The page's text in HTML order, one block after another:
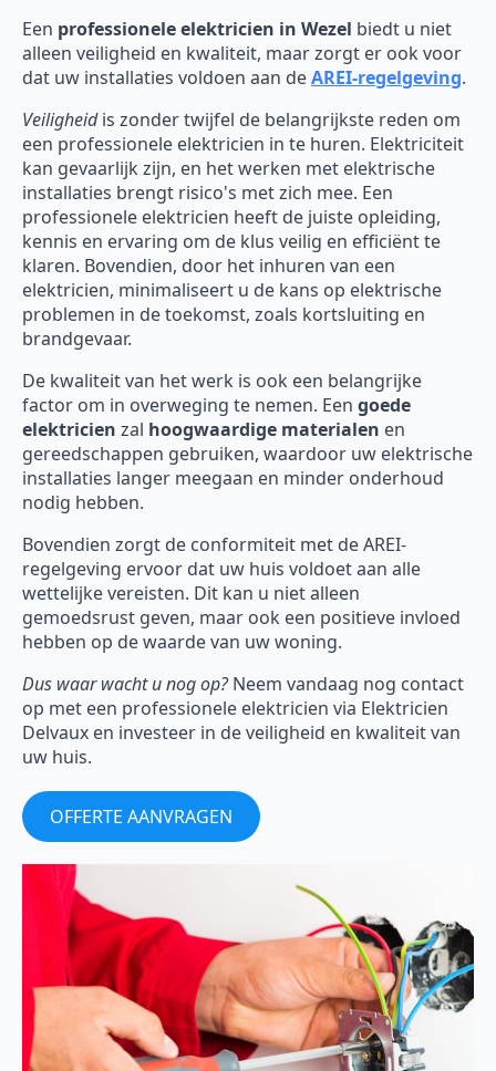
Een professionele elektricien in Wezel biedt u niet
alleen veiligheid en kwaliteit, maar zorgt er ook voor
dat uw installaties voldoen aan deAREI-regelgeving.
Veiligheidis zonder twijfel de belangrijkste reden om
een professionele elektricien in te huren. Elektriciteit
kan gevaarlijk zijn, en het werken met elektrische
installaties brengt risico's met zich mee. Een
professionele elektricien heeft de juiste opleiding,
kennis en ervaring om de klus veilig en efficiënt te
klaren. Bovendien, door het inhuren van een
elektricien, minimaliseert u de kans op elektrische
problemen in de toekomst, zoals kortsluiting en
brandgevaar.
De kwaliteit van het werk is ook een belangrijke
factor om in overweging te nemen. Een goede
elektricien zal hoogwaardige materialen en
gereedschappen gebruiken, waardoor uw elektrische
installaties langer meegaan en minder onderhoud
nodig hebben.
Bovendien zorgt de conformiteit met de AREI-
regelgeving ervoor dat uw huis voldoet aan alle
wettelijke vereisten. Dit kan u niet alleen
gemoedsrust geven, maar ook een positieve invloed
hebben op de waarde van uw woning.
Dus waar wacht u nog op?Neem vandaag nog contact
op met een professionele elektricien via Elektricien
Delvaux en investeer in de veiligheid en kwaliteit van
uw huis.
OFFERTE AANVRAGEN